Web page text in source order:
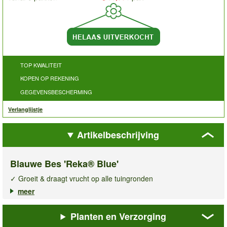
TOP KWALITEIT
KOPEN OP REKENING
GEGEVENSBESCHERMING
Verlanglijstje
Artikelbeschrijving
Blauwe Bes 'Reka® Blue'
✓ Groeit & draagt ​​vrucht op alle tuingronden
✓ Tot 8 kg oogst per struik
Maak kennis met deblauwe bes Reka® Blue, de allereerste
meer
Planten en Verzorging